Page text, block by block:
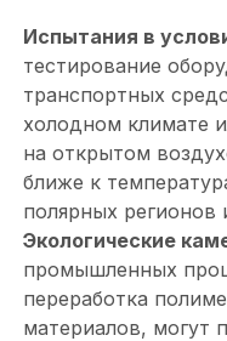
Испытания в
тестирование
транспортных
холодном климате
на открытом
ближе к
полярных регионов
Экологические
промышленных
переработка
материалов, могут